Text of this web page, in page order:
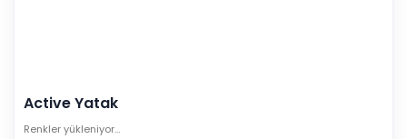
Active Yatak
Renkler yükleniyor…